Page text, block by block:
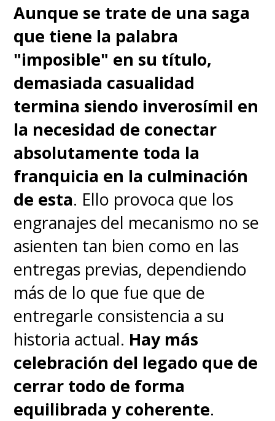
Aunque se trate de una saga
que tiene la palabra
"imposible" en su título,
demasiada casualidad
termina siendo inverosímil en
la necesidad de conectar
absolutamente toda la
franquicia en la culminación
de esta. Ello provoca que los
engranajes del mecanismo no se
asienten tan bien como en las
entregas previas, dependiendo
más de lo que fue que de
entregarle consistencia a su
historia actual. Hay más
celebración del legado que de
cerrar todo de forma
equilibrada y coherente.